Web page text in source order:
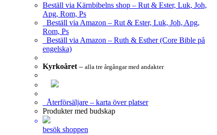
Beställ via Kärnbibelns shop – Rut & Ester, Luk, Joh,
Apg, Rom, Ps
Beställ via Amazon – Rut & Ester, Luk, Joh, Apg,
Rom, Ps
Beställ via Amazon – Ruth & Esther (Core Bible på
engelska)
Kyrkoåret – alla tre årgångar med andakter
Återförsäljare – karta över platser
Produkter med budskap
besök shoppen